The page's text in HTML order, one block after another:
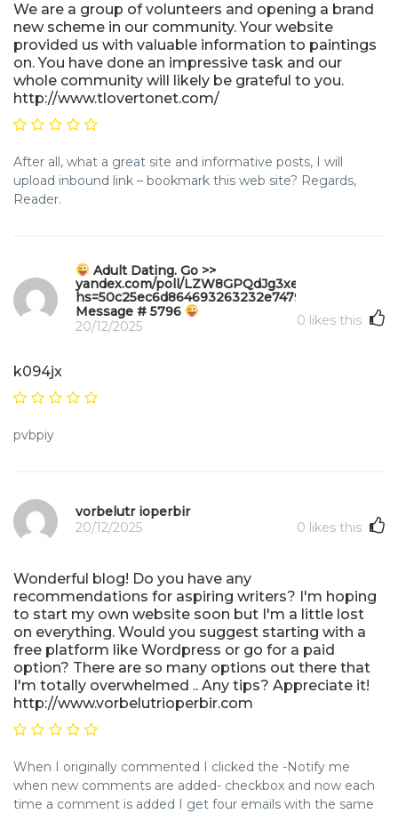
We are a group of volunteers and opening a brand
new scheme in our community. Your website
provided us with valuable information to paintings
on. You have done an impressive task and our
whole community will likely be grateful to you.
http://www.tlovertonet.com/
After all, what a great site and informative posts, I will
upload inbound link – bookmark this web site? Regards,
Reader.
Adult Dating. Go >>
yandex.com/poll/LZW8GPQdJg3xe5C7gt95bD?
hs=50c25ec6d864693263232e747970b49f&
Message # 5796
20/12/2025
0 likes this
k094jx
pvbpiy
vorbelutr ioperbir
20/12/2025
0 likes this
Wonderful blog! Do you have any
recommendations for aspiring writers? I'm hoping
to start my own website soon but I'm a little lost
on everything. Would you suggest starting with a
free platform like Wordpress or go for a paid
option? There are so many options out there that
I'm totally overwhelmed .. Any tips? Appreciate it!
http://www.vorbelutrioperbir.com
When I originally commented I clicked the -Notify me
when new comments are added- checkbox and now each
time a comment is added I get four emails with the same